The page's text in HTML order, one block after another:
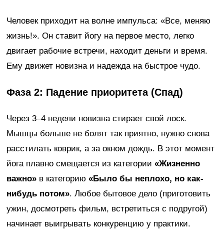
Человек приходит на волне импульса: «Все, меняю
жизнь!». Он ставит йогу на первое место, легко
двигает рабочие встречи, находит деньги и время.
Ему движет новизна и надежда на быстрое чудо.
Фаза 2: Падение приоритета (Спад)
Через 3–4 недели новизна стирает свой лоск.
Мышцы больше не болят так приятно, нужно снова
расстилать коврик, а за окном дождь. В этот момент
йога плавно смещается из категории «Жизненно
важно» в категорию «Было бы неплохо, но как-
нибудь потом». Любое бытовое дело (приготовить
ужин, досмотреть фильм, встретиться с подругой)
начинает выигрывать конкуренцию у практики.